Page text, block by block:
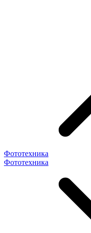
Фототехника
Фототехника